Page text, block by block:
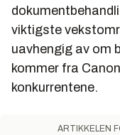
viktigste
uavhengig av om
kommer fra
konkurrentene.
ARTIKKELEN